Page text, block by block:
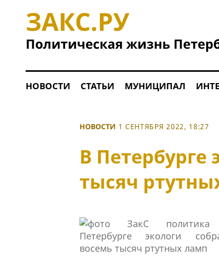
НОВОСТИ СТАТЬИ МУНИЦИПАЛ
НОВОСТИ 1 СЕНТЯБРЯ 2022, 18:27
В Петербурге
тысяч